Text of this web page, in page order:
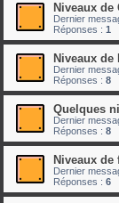
Niveaux de
Dernier
Réponses : 1
Niveaux de
Dernier
Réponses : 8
Quelques
Dernier
Réponses : 8
Niveaux de
Dernier
Réponses : 6